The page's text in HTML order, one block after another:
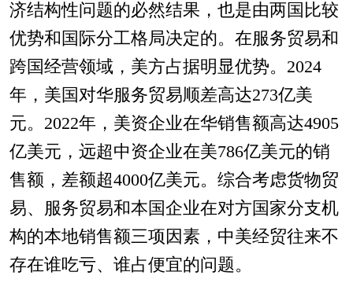
济结构性问题的必然结果，也是由两国比较
优势和国际分工格局决定的。在服务贸易和
跨国经营领域，美方占据明显优势。2024
年，美国对华服务贸易顺差高达273亿美
元。2022年，美资企业在华销售额高达4905
亿美元，远超中资企业在美786亿美元的销
售额，差额超4000亿美元。综合考虑货物贸
易、服务贸易和本国企业在对方国家分支机
构的本地销售额三项因素，中美经贸往来不
存在谁吃亏、谁占便宜的问题。